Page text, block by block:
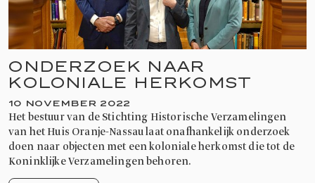
ONDERZOEK NAAR
KOLONIALE HERKOMST
10 NOVEMBER 2022
Het bestuur van de Stichting Historische Verzamelingen
van het Huis Oranje-Nassau laat onafhankelijk onderzoek
doen naar objecten met een koloniale herkomst die tot de
Koninklijke Verzamelingen behoren.